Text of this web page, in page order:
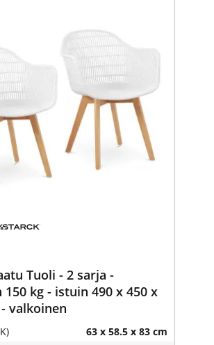
Tuoli - 2 sarja -
150 kg - istuin 490 x 450 x
valkoinen
63 x 58.5 x 83 cm